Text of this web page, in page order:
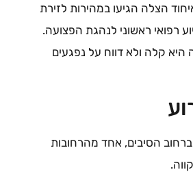
הצלה הגיעו במהירות לזירת
רפואי ראשוני לנהגת הפצועה.
היא קלה ולא דווח על נפגעים
הסיבים, אחד מהרחובות